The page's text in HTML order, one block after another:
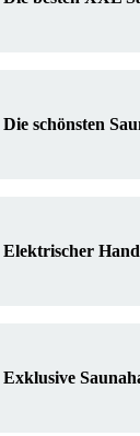
Die schönsten
Elektrischer
Exklusive